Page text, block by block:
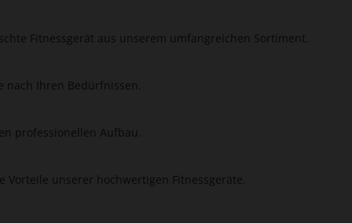
Fitnessgerät aus unserem umfangreichen Sortiment.
nach Ihren Bedürfnissen.
professionellen Aufbau.
unserer hochwertigen Fitnessgeräte.